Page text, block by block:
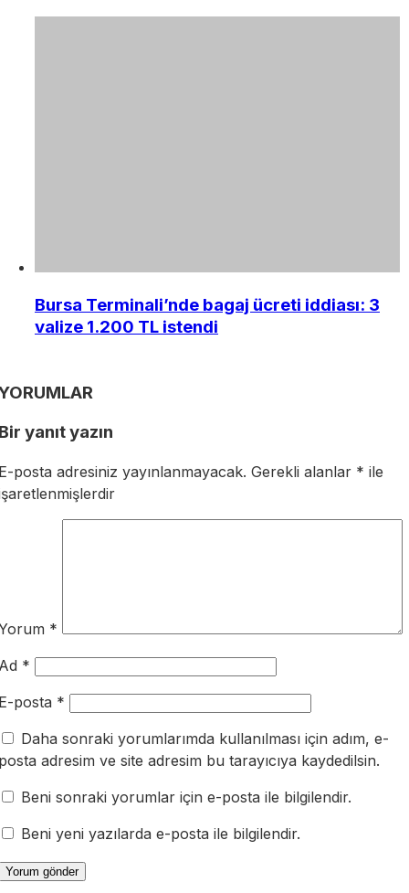
Bursa Terminali’nde bagaj ücreti iddiası: 3
valize 1.200 TL istendi
yanıt yazın
posta adresiniz yayınlanmayacak. Gerekli alanlar * ile
*
*
posta *
Daha sonraki yorumlarımda kullanılması için adım, e-
adresim ve site adresim bu tarayıcıya kaydedilsin.
Beni sonraki yorumlar için e-posta ile bilgilendir.
Beni yeni yazılarda e-posta ile bilgilendir.